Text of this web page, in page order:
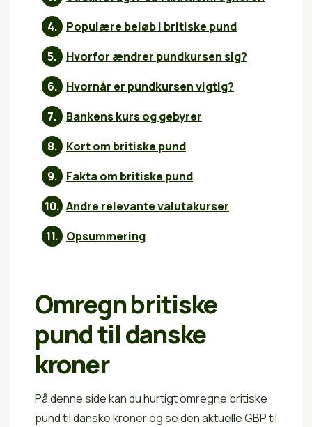
Populære beløb i britiske pund
Hvorfor ændrer pundkursen sig?
Hvornår er pundkursen vigtig?
Bankens kurs og gebyrer
Kort om britiske pund
Fakta om britiske pund
Andre relevante valutakurser
Opsummering
Omregn britiske
pund til danske
kroner
På denne side kan du hurtigt omregne britiske
pund til danske kroner og se den aktuelle GBP til